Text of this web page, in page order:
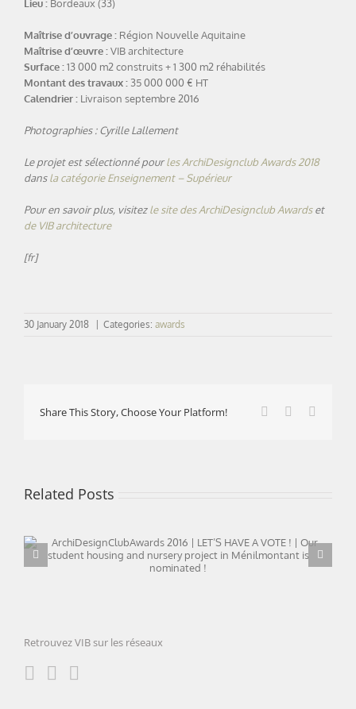
Lieu : Bordeaux (33)
Maîtrise d’ouvrage : Région Nouvelle Aquitaine
Maîtrise d’œuvre :VIB architecture
Surface :13 000 m2 construits + 1 300 m2 réhabilités
Montant des travaux : 35 000 000 € HT
Calendrier : Livraison septembre 2016
Photographies : Cyrille Lallement
Le projet est sélectionné pourles ArchiDesignclub Awards 2018
dansla catégorie Enseignement – Supérieur
Pour en savoir plus, visitezle site des ArchiDesignclub Awardset
de VIB architecture
[fr]
30 January 2018 Categories: awards
Share This Story, Choose Your Platform! Facebook
Related Posts
ArchiDesignClubAwards 2016 | LET’S HAVE A VOTE ! |
Our student housing and nursery project in
Ménilmontant is nominated !
Retrouvez VIB sur les réseaux